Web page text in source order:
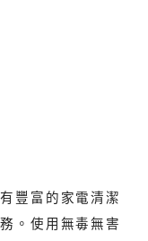
豐富的家電清潔
。使用無毒無害